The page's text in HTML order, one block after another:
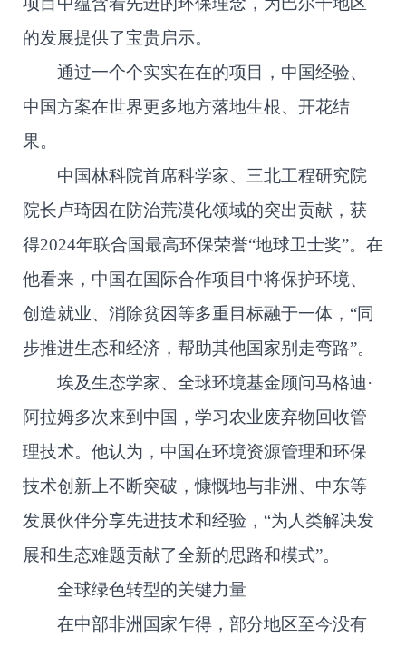
的发展提供了宝贵启示。
通过一个个实实在在的项目，中国经验、
中国方案在世界更多地方落地生根、开花结
果。
中国林科院首席科学家、三北工程研究院
院长卢琦因在防治荒漠化领域的突出贡献，获
得2024年联合国最高环保荣誉“地球卫士奖”。在
他看来，中国在国际合作项目中将保护环境、
创造就业、消除贫困等多重目标融于一体，“同
步推进生态和经济，帮助其他国家别走弯路”。
埃及生态学家、全球环境基金顾问马格迪·
阿拉姆多次来到中国，学习农业废弃物回收管
理技术。他认为，中国在环境资源管理和环保
技术创新上不断突破，慷慨地与非洲、中东等
发展伙伴分享先进技术和经验，“为人类解决发
展和生态难题贡献了全新的思路和模式”。
全球绿色转型的关键力量
在中部非洲国家乍得，部分地区至今没有